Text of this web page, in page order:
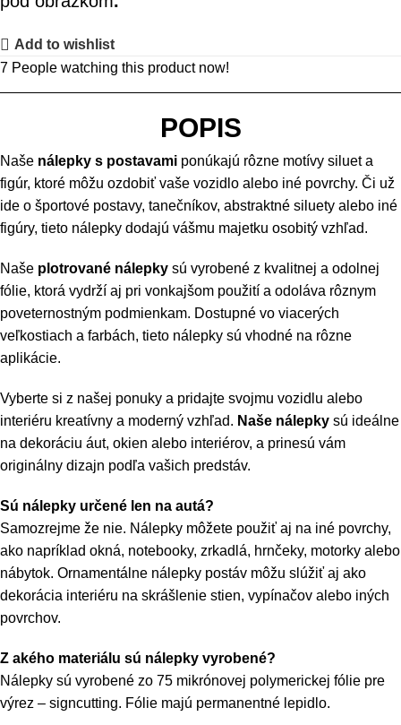
Add to wishlist
7 People watching this product now!
POPIS
Naše nálepky s postavami ponúkajú rôzne motívy siluet a
figúr, ktoré môžu ozdobiť vaše vozidlo alebo iné povrchy. Či už
ide o športové postavy, tanečníkov, abstraktné siluety alebo iné
figúry, tieto nálepky dodajú vášmu majetku osobitý vzhľad.
Naše plotrované nálepky sú vyrobené z kvalitnej a odolnej
fólie, ktorá vydrží aj pri vonkajšom použití a odoláva rôznym
poveternostným podmienkam. Dostupné vo viacerých
veľkostiach a farbách, tieto nálepky sú vhodné na rôzne
aplikácie.
Vyberte si z našej ponuky a pridajte svojmu vozidlu alebo
interiéru kreatívny a moderný vzhľad. Naše nálepky sú ideálne
na dekoráciu áut, okien alebo interiérov, a prinesú vám
originálny dizajn podľa vašich predstáv.
Sú nálepky určené len na autá?
Samozrejme že nie. Nálepky môžete použiť aj na iné povrchy,
ako napríklad okná, notebooky, zrkadlá, hrnčeky, motorky alebo
nábytok. Ornamentálne nálepky postáv môžu slúžiť aj ako
dekorácia interiéru na skrášlenie stien, vypínačov alebo iných
povrchov.
Z akého materiálu sú nálepky vyrobené?
Nálepky sú vyrobené zo 75 mikrónovej polymerickej fólie pre
výrez – signcutting. Fólie majú permanentné lepidlo.